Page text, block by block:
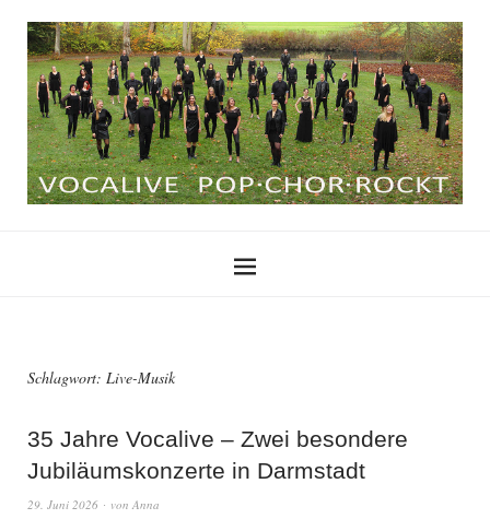
Schlagwort: Live-Musik
35 Jahre Vocalive – Zwei besondere
Jubiläumskonzerte in Darmstadt
29. Juni 2026 von Anna